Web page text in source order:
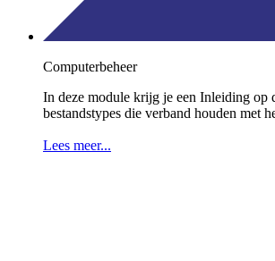
Computerbeheer
In deze module krijg je een Inleiding op
bestandstypes die verband houden met
Lees meer...